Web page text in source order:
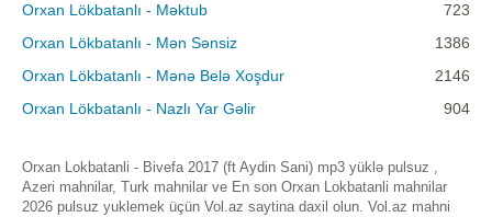
Orxan Lökbatanlı - Məktub
723
Orxan Lökbatanlı - Mən Sənsiz
1386
Orxan Lökbatanlı - Mənə Belə Xoşdur
2146
Orxan Lökbatanlı - Nazlı Yar Gəlir
904
Orxan Lokbatanli - Bivefa 2017 (ft Aydin Sani) mp3 yüklə pulsuz ,
Azeri mahnilar, Turk mahnilar ve En son Orxan Lokbatanli mahnilar
2026 pulsuz yuklemek üçün Vol.az saytina daxil olun. Vol.az mahni